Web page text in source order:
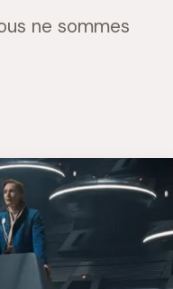
ne sommes